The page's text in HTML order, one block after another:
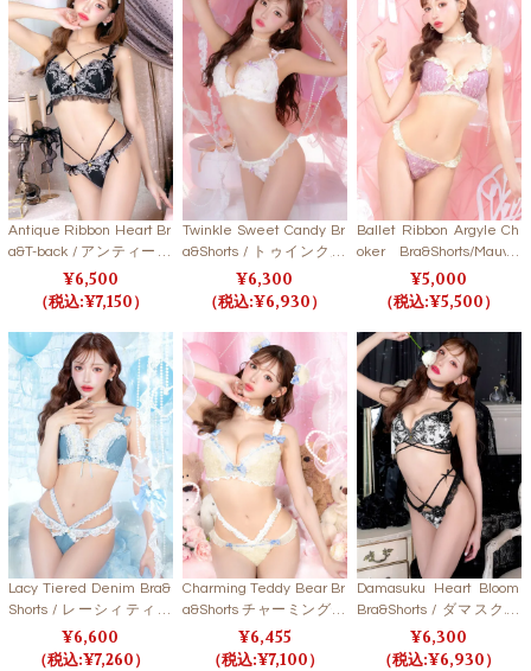
Antique Ribbon Heart Br
a&T-back / アンティーク
リボンハートブラ＆Tバ
ック 【LB5500】
6,500
7,150
Twinkle Sweet Candy Br
a&Shorts / トゥインクル
スイートキャンディブラ
＆ショーツ 【LB5500】
6,300
6,930
Ballet Ribbon Argyle Ch
oker Bra&Shorts/Mauve
Pink バレエリボンアーガ
イルブラ＆ショーツ/モー
ブピンク【LB5500】
5,000
5,500
Lacy Tiered Denim Bra&
Shorts / レーシィティア
ードデニムブラ＆ショー
ツ【LB5500】
6,600
7,260
Charming Teddy Bear Br
a&Shorts チャーミングテ
ディベアブラ＆ショーツ
【LB5500】
6,455
7,100
Damasuku Heart Bloom
Bra&Shorts / ダマスクハ
ートブルームブラ＆ショ
ーツ 【LB5500】
6,300
6,930